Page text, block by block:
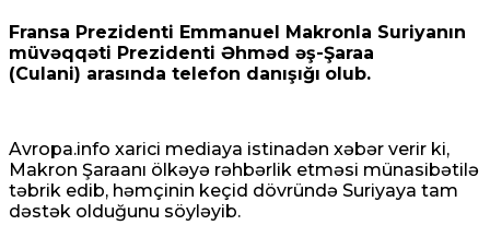
Fransa Prezidenti Emmanuel Makronla Suriyanın
müvəqqəti Prezidenti Əhməd əş-Şaraa
(Culani) arasında telefon danışığı olub.
Avropa.info xarici mediaya istinadən xəbər verir ki,
Makron Şaraanı ölkəyə rəhbərlik etməsi münasibətilə
təbrik edib, həmçinin keçid dövründə Suriyaya tam
dəstək olduğunu söyləyib.